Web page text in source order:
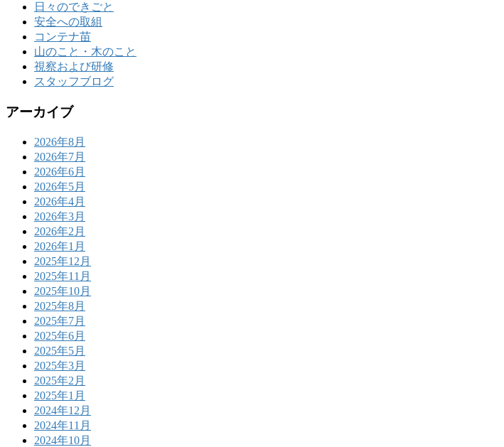
日々のできごと
安全への取組
コンテナ苗
山のこと・木のこと
視察および研修
スタッフブログ
アーカイブ
2026年8月
2026年7月
2026年6月
2026年5月
2026年4月
2026年3月
2026年2月
2026年1月
2025年12月
2025年11月
2025年10月
2025年8月
2025年7月
2025年6月
2025年5月
2025年3月
2025年2月
2025年1月
2024年12月
2024年11月
2024年10月